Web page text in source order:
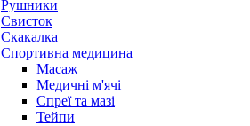
Рушники
Свисток
Скакалка
Спортивна медицина
Масаж
Медичні м'ячі
Спреї та мазі
Тейпи